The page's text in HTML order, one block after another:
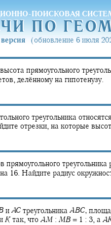
ПОИСКОВАЯ
ПО
ПО
(обновление 6 июля
прямоугольного
делённому на гипотенузу.
треугольника
отрезки, на которые
прямоугольного треугольника
16. Найдите радиус
и AC треугольника ABC,
K так, что AM : MB = 1 : 3, а A